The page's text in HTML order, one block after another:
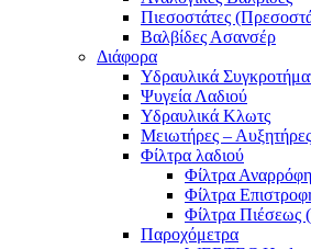
Πιεσοστάτες
Βαλβίδες Ασανσέρ
Διάφορα
Υδραυλικά
Ψυγεία Λαδιού
Υδραυλικά Κλωτς
Μειωτήρες –
Φίλτρα λαδιού
Φίλτρα
Φίλτρα
Φίλτρα Πιέσεως
Παροχόμετρα